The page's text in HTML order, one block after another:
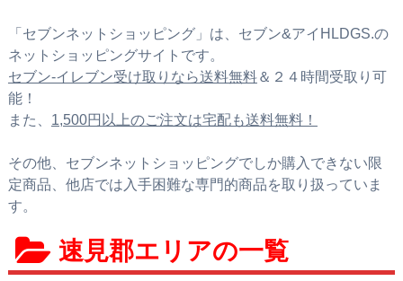
「セブンネットショッピング」は、セブン&アイHLDGS.の
ネットショッピングサイトです。
セブン‐イレブン受け取りなら送料無料＆２４時間受取り可
能！
また、 1,500円以上のご注文は宅配も送料無料！
その他、セブンネットショッピングでしか購入できない限
定商品、他店では入手困難な専門的商品を取り扱っていま
す。
速見郡エリアの一覧